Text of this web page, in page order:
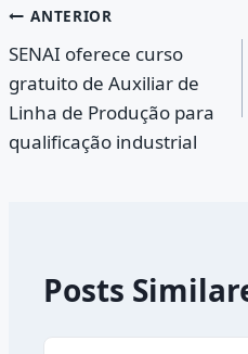
Navegação
de
Post
ANTERIOR
SENAI oferece curso
gratuito de Auxiliar de
Linha de Produção para
qualificação industrial
Posts